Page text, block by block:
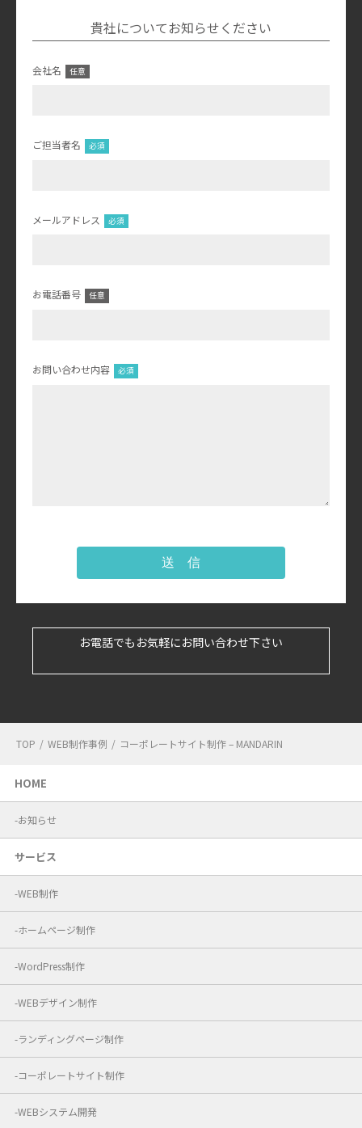
貴社についてお知らせください
会社名
ご担当者名
メールアドレス
お電話番号
お問い合わせ内容
送 信
お電話でもお気軽にお問い合わせ下さい
TOP / WEB制作事例 / コーポレートサイト制作 – MANDARIN
HOME
お知らせ
サービス
WEB制作
ホームページ制作
WordPress制作
WEBデザイン制作
ランディングページ制作
コーポレートサイト制作
WEBシステム開発